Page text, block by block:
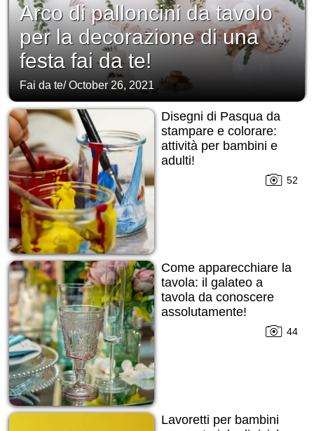
Arco di palloncini da tavolo
per la decorazione di una
festa fai da te!
Fai da te/October 26, 2021
Disegni di Pasqua da
stampare e colorare:
attività per bambini e
adulti!
52
Come apparecchiare la
tavola: il galateo a
tavola da conoscere
assolutamente!
44
Lavoretti per bambini